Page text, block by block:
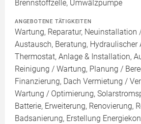
Brennstoffzelle, Umwälzpumpe
ANGEBOTENE TÄTIGKEITEN
Wartung, Reparatur, Neuinstallation
Austausch, Beratung, Hydraulischer
Thermostat, Anlage & Installation,
Reinigung / Wartung, Planung /
Finanzierung, Dach Vermietung /
Wartung / Optimierung,
Batterie, Erweiterung, Renovierung,
Badsanierung, Erstellung